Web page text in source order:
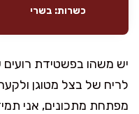
כשרות: בשרי
יש משהו בפשטידת רועים
לריח של בצל מטוגן
מפתחת מתכונים, אני